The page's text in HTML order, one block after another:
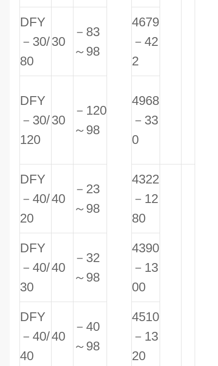
DFY
－30/
80
30
－83
～98
4679
－42
2
DFY
－30/
120
30
－120
～98
4968
－33
0
DFY
－40/
20
40
－23
～98
4322
－12
80
DFY
－40/
30
40
－32
～98
4390
－13
00
DFY
－40/
40
40
－40
～98
4510
－13
20